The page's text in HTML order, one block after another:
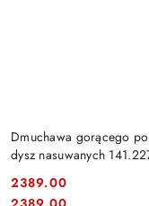
Dmuchawa gorącego
dysz nasuwanych
2389.00
Cena: